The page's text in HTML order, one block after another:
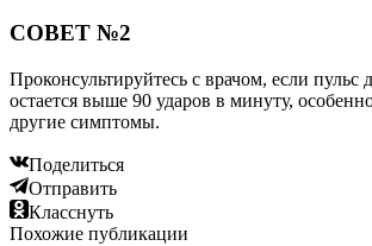
СОВЕТ №2
Проконсультируйтесь с врачом, если пульс
остается выше 90 ударов в минуту,
другие симптомы.
Поделиться
Отправить
Класснуть
Похожие публикации